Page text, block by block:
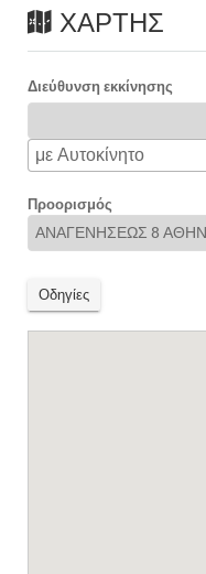
ΧΆΡΤΗΣ
Διεύθυνση εκκίνησης
Προορισμός
Οδηγίες